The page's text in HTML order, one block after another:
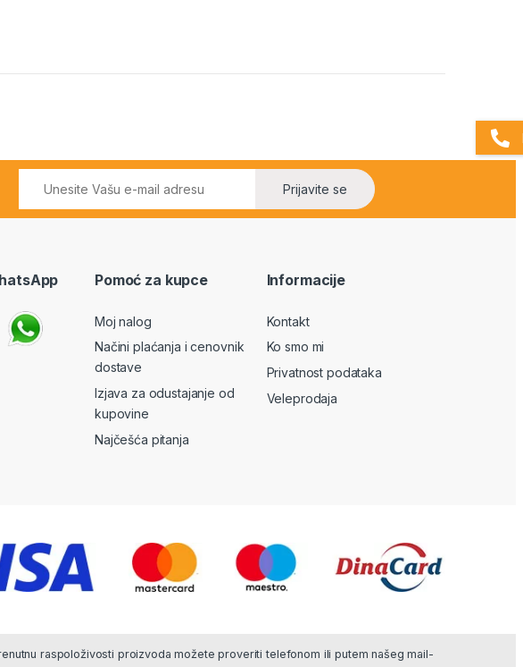
Prijavite se
Pomoć za kupce
Moj nalog
Načini plaćanja i cenovnik
dostave
Izjava za odustajanje od
kupovine
Najčešća pitanja
Informacije
Kontakt
Ko smo mi
Privatnost podataka
Veleprodaja
raspoloživosti proizvoda možete proveriti telefonom ili putem našeg mail-